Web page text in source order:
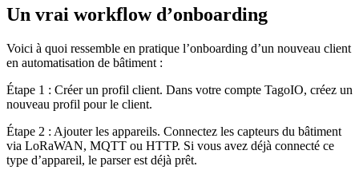
Un vrai workflow d’onboarding
Voici à quoi ressemble en pratique l’onboarding d’un nouveau client
en automatisation de bâtiment :
Étape 1 : Créer un profil client. Dans votre compte TagoIO, créez un
nouveau profil pour le client.
Étape 2 : Ajouter les appareils. Connectez les capteurs du bâtiment
via LoRaWAN, MQTT ou HTTP. Si vous avez déjà connecté ce
type d’appareil, le parser est déjà prêt.